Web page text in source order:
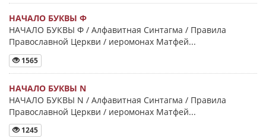
НАЧАЛО БУКВЫ Φ
НАЧАЛО БУКВЫ Φ / Алфавитная Синтагма / Правила
Православной Церкви / иеромонах Матфей...
1565
НАЧАЛО БУКВЫ Ν
НАЧАЛО БУКВЫ Ν / Алфавитная Синтагма / Правила
Православной Церкви / иеромонах Матфей...
1245